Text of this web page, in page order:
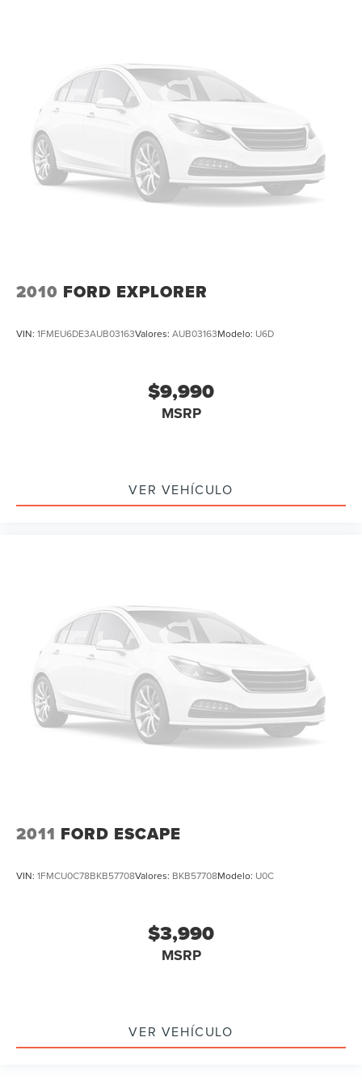
2010 FORD EXPLORER
VIN: 1FMEU6DE3AUB03163Valores: AUB03163Modelo: U6D
$9,990
MSRP
VER VEHÍCULO
2011 FORD ESCAPE
VIN: 1FMCU0C78BKB57708Valores: BKB57708Modelo: U0C
$3,990
MSRP
VER VEHÍCULO